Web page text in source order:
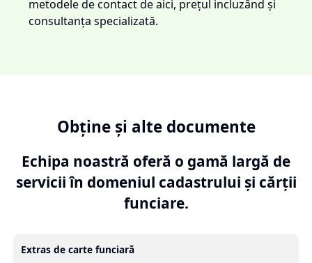
metodele de contact de aici, prețul incluzând și
consultanța specializată.
Obține și alte documente
Echipa noastră oferă o gamă largă de
servicii în domeniul cadastrului și cărții
funciare.
Extras de carte funciară